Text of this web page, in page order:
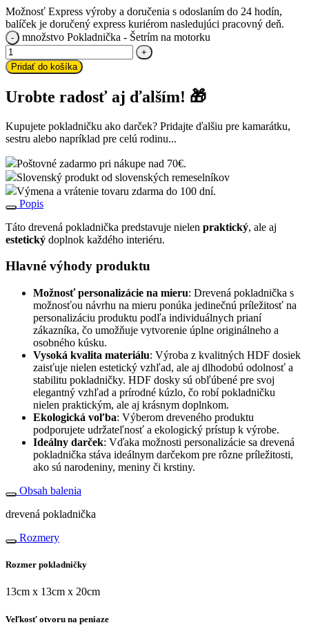
Možnosť Express výroby a doručenia s odoslaním do 24 hodín,
balíček je doručený express kuriérom nasledujúci pracovný deň.
množstvo Pokladnička - Šetrím na motorku
Pridať do košíka
Urobte radosť aj ďalším! 🎁
Kupujete pokladničku ako darček? Pridajte ďalšiu pre kamarátku,
sestru alebo napríklad pre celú rodinu...
Poštovné zadarmo pri nákupe nad 70€.
Slovenský produkt od slovenských remeselníkov
Výmena a vrátenie tovaru zdarma do 100 dní.
Popis
Táto drevená pokladnička predstavuje nielen praktický, ale aj
estetický doplnok každého interiéru.
Hlavné výhody produktu
Možnosť personalizácie na mieru: Drevená pokladnička s
možnosťou návrhu na mieru ponúka jedinečnú príležitosť na
personalizáciu produktu podľa individuálnych prianí
zákazníka, čo umožňuje vytvorenie úplne originálneho a
osobného kúsku.
Vysoká kvalita materiálu: Výroba z kvalitných HDF dosiek
zaisťuje nielen estetický vzhľad, ale aj dlhodobú odolnosť a
stabilitu pokladničky. HDF dosky sú obľúbené pre svoj
elegantný vzhľad a prírodné kúzlo, čo robí pokladničku
nielen praktickým, ale aj krásnym doplnkom.
Ekologická voľba: Výberom dreveného produktu
podporujete udržateľnosť a ekologický prístup k výrobe.
Ideálny darček: Vďaka možnosti personalizácie sa drevená
pokladnička stáva ideálnym darčekom pre rôzne príležitosti,
ako sú narodeniny, meniny či krstiny.
Obsah balenia
drevená pokladnička
Rozmery
Rozmer pokladničky
13cm x 13cm x 20cm
Veľkosť otvoru na peniaze